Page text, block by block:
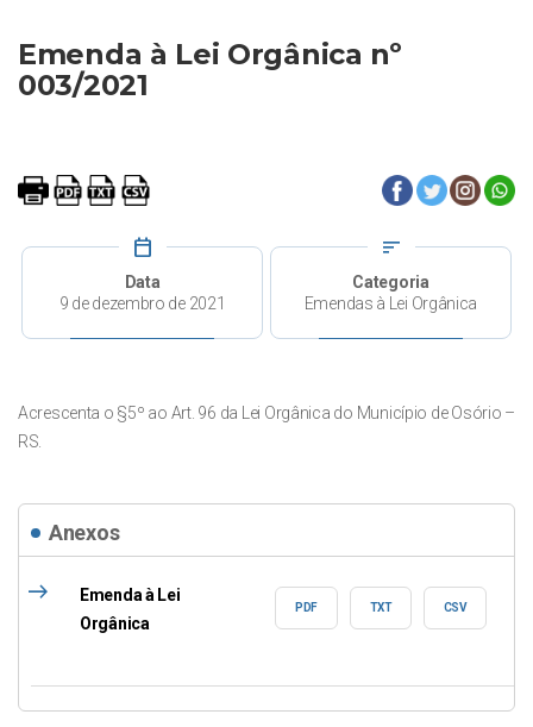
Emenda à Lei Orgânica nº
003/2021
calendar_today
Data
9 de dezembro de 2021
sort
Categoria
Emendas à Lei Orgânica
Acrescenta o §5º ao Art. 96 da Lei Orgânica do Município de Osório –
RS.
Anexos
east
Emenda à Lei
Orgânica
PDF TXT CSV